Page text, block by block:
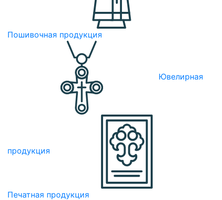
Пошивочная продукция
Ювелирная
продукция
Печатная продукция